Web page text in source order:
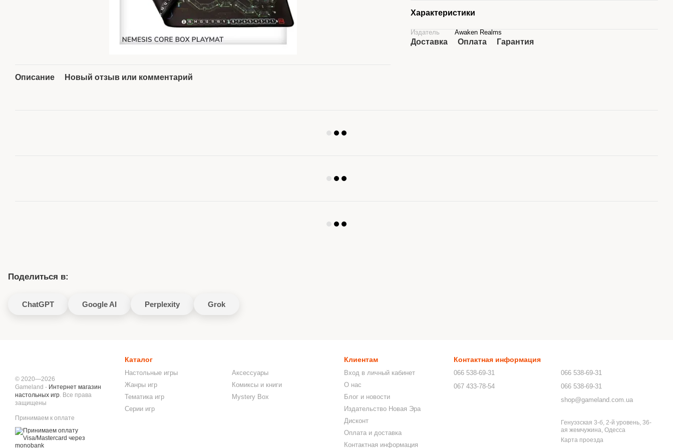
Описание Новый отзыв или комментарий
Характеристики
Издатель Awaken Realms
Доставка Оплата Гарантия
Поделиться в:
ChatGPT Google AI Perplexity Grok
© 2020—2026
Gameland - Интернет магазин
настольных игр. Все права
защищены
Принимаем к оплате
Каталог
Настольные игры
Жанры игр
Тематика игр
Серии игр
Аксессуары
Комиксы и книги
Mystery Box
Клиентам
Вход в личный кабинет
О нас
Блог и новости
Издательство Новая Эра
Дисконт
Оплата и доставка
Контактная информация
Контактная информация
066 538-69-31
067 433-78-54
066 538-69-31
066 538-69-31
shop@gameland.com.ua
Генуэзская 3-б, 2-й уровень, 36-
ая жемчужина, Одесса
Карта проезда